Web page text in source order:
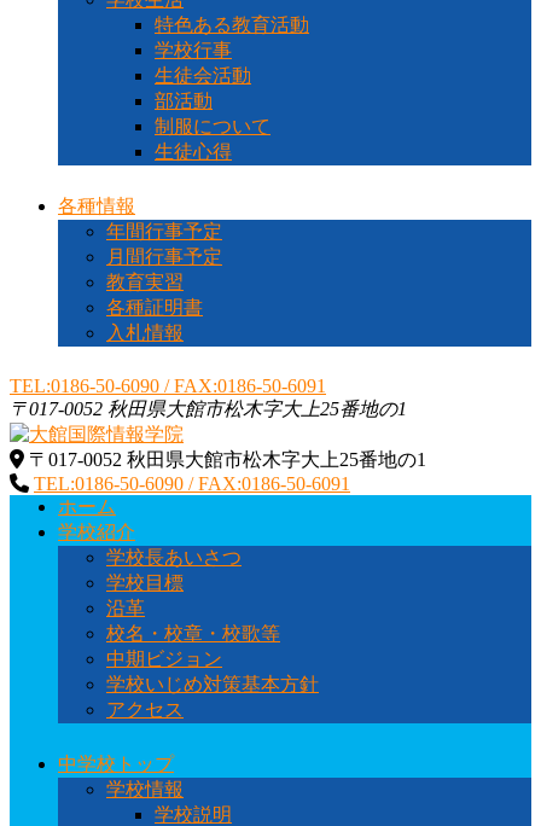
特色ある教育活動
学校行事
生徒会活動
部活動
制服について
生徒心得
各種情報
年間行事予定
月間行事予定
教育実習
各種証明書
入札情報
TEL:0186-50-6090 / FAX:0186-50-6091
〒017-0052 秋田県大館市松木字大上25番地の1
大館国際情報学院
秋田県大館市に位置する秋田県北地域唯一の中高一貫教育校
です
〒017-0052 秋田県大館市松木字大上25番地の1
TEL:0186-50-6090 / FAX:0186-50-6091
ホーム
学校紹介
学校長あいさつ
学校目標
沿革
校名・校章・校歌等
中期ビジョン
学校いじめ対策基本方針
アクセス
中学校トップ
学校情報
学校説明